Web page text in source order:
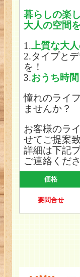
暮らしの楽
大人の空間
1. 上質な大
2.タイプと
を！
3.おうち時間
憧れのライ
ませんか？
お客様のラ
せてご提案
詳細は下記
ご連絡くださ
価格
要問合せ